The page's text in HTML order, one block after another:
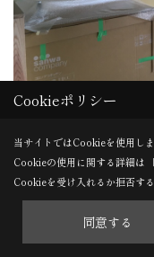
大工さんの工事が終わ
直し後、来週から左官
Cookieポリシー
当サイトではCookieを使用しま
Cookieの使用に関する詳細は
Cookieを受け入れるか拒否す
同意する